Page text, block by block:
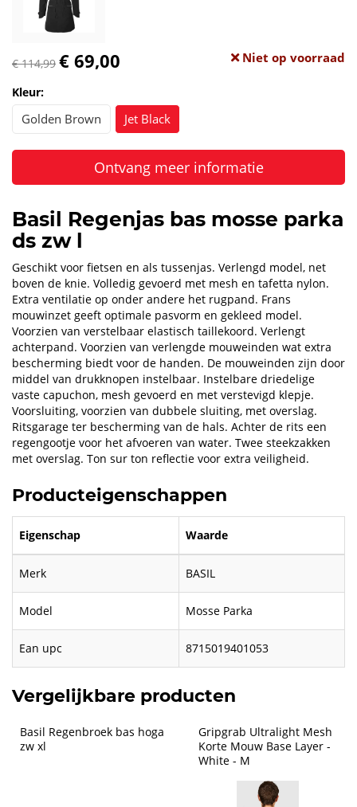
€ 114,99 € 69,00 Niet op voorraad
Kleur:
Golden Brown Jet Black
Ontvang meer informatie
Basil Regenjas bas mosse parka
ds zw l
Geschikt voor fietsen en als tussenjas. Verlengd model, net
boven de knie. Volledig gevoerd met mesh en tafetta nylon.
Extra ventilatie op onder andere het rugpand. Frans
mouwinzet geeft optimale pasvorm en gekleed model.
Voorzien van verstelbaar elastisch taillekoord. Verlengt
achterpand. Voorzien van verlengde mouweinden wat extra
bescherming biedt voor de handen. De mouweinden zijn door
middel van drukknopen instelbaar. Instelbare driedelige
vaste capuchon, mesh gevoerd en met verstevigd klepje.
Voorsluiting, voorzien van dubbele sluiting, met overslag.
Ritsgarage ter bescherming van de hals. Achter de rits een
regengootje voor het afvoeren van water. Twee steekzakken
met overslag. Ton sur ton reflectie voor extra veiligheid.
Producteigenschappen
Eigenschap Waarde
Merk BASIL
Model Mosse Parka
Ean upc 8715019401053
Vergelijkbare producten
Basil Regenbroek bas hoga
zw xl
Gripgrab Ultralight Mesh
Korte Mouw Base Layer -
White - M